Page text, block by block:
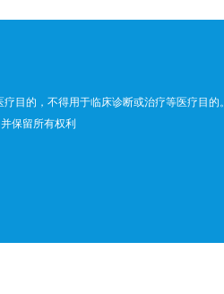
目的，不得用于临床诊断或治疗等医疗目的。
保留所有权利